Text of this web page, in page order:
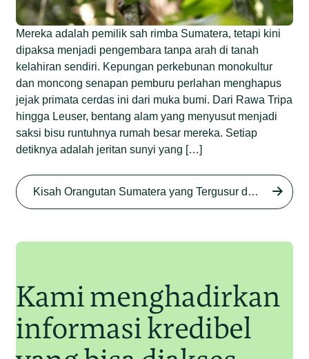
Sumatera di Rawa Tripa
Junaidi Hanafiah 27 Agu 2025
Begini Modus Perburuan
Mereka adalah pemilik sah rimba Sumatera, tetapi kini
dipaksa menjadi pengembara tanpa arah di tanah
kelahiran sendiri. Kepungan perkebunan monokultur
dan moncong senapan pemburu perlahan menghapus
jejak primata cerdas ini dari muka bumi. Dari Rawa Tripa
hingga Leuser, bentang alam yang menyusut menjadi
saksi bisu runtuhnya rumah besar mereka. Setiap
detiknya adalah jeritan sunyi yang […]
Kisah Orangutan Sumatera yang Tergusur dari Rumah Sendiri series
Kami menghadirkan
informasi kredibel